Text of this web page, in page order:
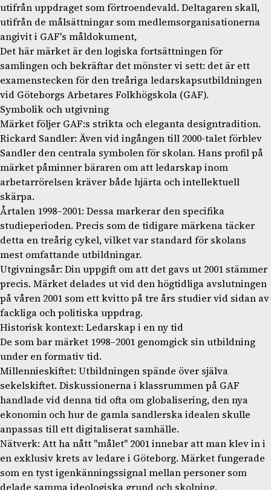
utifrån uppdraget som förtroendevald. Deltagaren skall,
utifrån de målsättningar som medlemsorganisationerna
angivit i GAF's måldokument,
Det här märket är den logiska fortsättningen för
samlingen och bekräftar det mönster vi sett: det är ett
examenstecken för den treåriga ledarskapsutbildningen
vid Göteborgs Arbetares Folkhögskola (GAF).
Symbolik och utgivning
Märket följer GAF:s strikta och eleganta designtradition.
Rickard Sandler: Även vid ingången till 2000-talet förblev
Sandler den centrala symbolen för skolan. Hans profil på
märket påminner bäraren om att ledarskap inom
arbetarrörelsen kräver både hjärta och intellektuell
skärpa.
Årtalen 1998–2001: Dessa markerar den specifika
studieperioden. Precis som de tidigare märkena täcker
detta en treårig cykel, vilket var standard för skolans
mest omfattande utbildningar.
Utgivningsår: Din uppgift om att det gavs ut 2001 stämmer
precis. Märket delades ut vid den högtidliga avslutningen
på våren 2001 som ett kvitto på tre års studier vid sidan av
fackliga och politiska uppdrag.
Historisk kontext: Ledarskap i en ny tid
De som bar märket 1998–2001 genomgick sin utbildning
under en formativ tid.
Millennieskiftet: Utbildningen spände över själva
sekelskiftet. Diskussionerna i klassrummen på GAF
handlade vid denna tid ofta om globalisering, den nya
ekonomin och hur de gamla sandlerska idealen skulle
anpassas till ett digitaliserat samhälle.
Nätverk: Att ha nått "målet" 2001 innebar att man klev in i
en exklusiv krets av ledare i Göteborg. Märket fungerade
som en tyst igenkänningssignal mellan personer som
delade samma ideologiska grund och skolning.